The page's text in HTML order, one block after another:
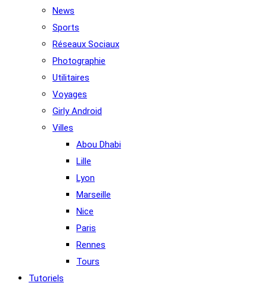
News
Sports
Réseaux Sociaux
Photographie
Utilitaires
Voyages
Girly Android
Villes
Abou Dhabi
Lille
Lyon
Marseille
Nice
Paris
Rennes
Tours
Tutoriels